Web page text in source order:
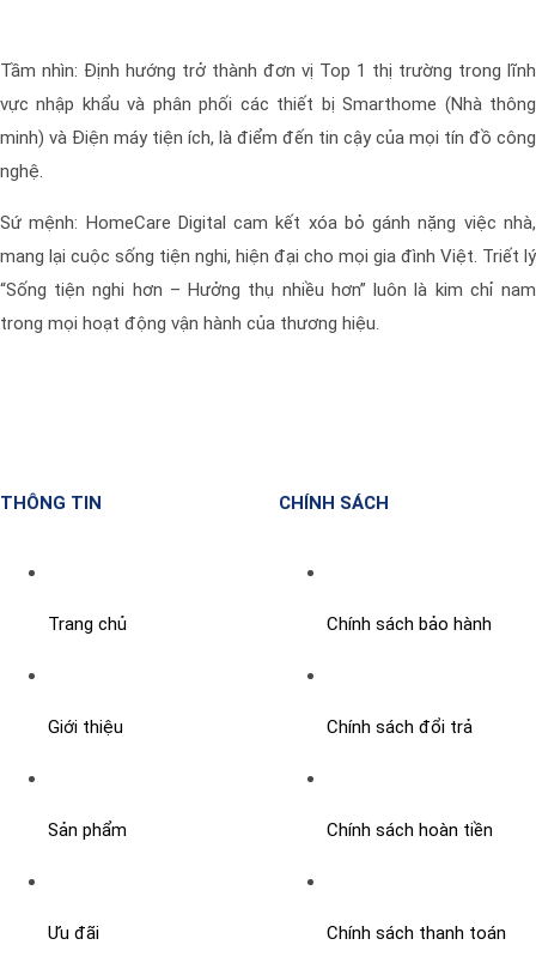
Tầm nhìn: Định hướng trở thành đơn vị Top 1 thị trường trong lĩnh
vực nhập khẩu và phân phối các thiết bị Smarthome (Nhà thông
minh) và Điện máy tiện ích, là điểm đến tin cậy của mọi tín đồ công
nghệ.
Sứ mệnh: HomeCare Digital cam kết xóa bỏ gánh nặng việc nhà,
mang lại cuộc sống tiện nghi, hiện đại cho mọi gia đình Việt. Triết lý
“Sống tiện nghi hơn – Hưởng thụ nhiều hơn” luôn là kim chỉ nam
trong mọi hoạt động vận hành của thương hiệu.
THÔNG TIN
Trang chủ
Giới thiệu
Sản phẩm
Ưu đãi
CHÍNH SÁCH
Chính sách bảo hành
Chính sách đổi trả
Chính sách hoàn tiền
Chính sách thanh toán